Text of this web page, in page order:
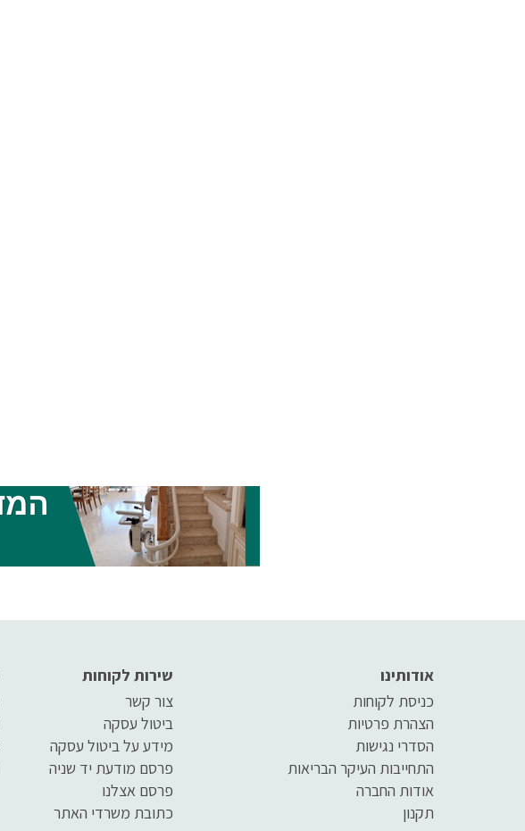
שירות לקוחות
צור קשר
ביטול עסקה
מידע על ביטול עסקה
פרסם מודעת יד שניה
פרסם אצלנו
כתובת משרדי האתר
אודותינו
כניסת לקוחות
הצהרת פרטיות
הסדרי נגישות
התחייבות העיקר הבריאות
אודות החברה
תקנון